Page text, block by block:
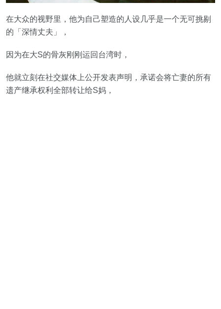
在大众的视野里，他为自己塑造的人设几乎是一个无可挑剔
的「深情丈夫」，
因为在大S的骨灰刚刚运回台湾时，
他就立刻在社交媒体上公开发表声明，承诺会将亡妻的所有
遗产继承权利全部转让给S妈，